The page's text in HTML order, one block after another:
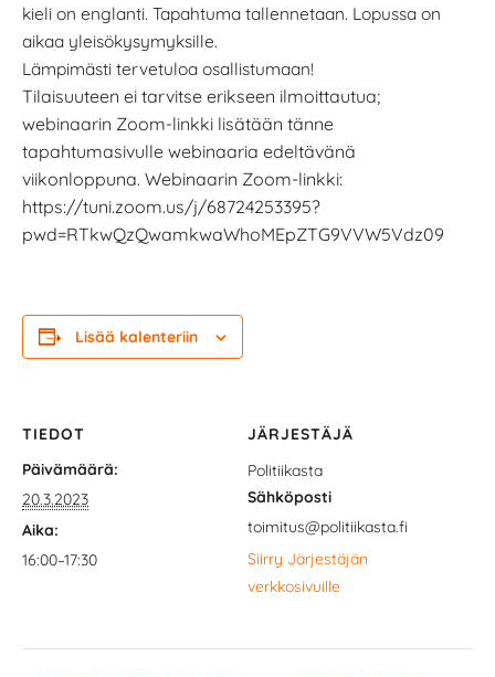
kieli on englanti. Tapahtuma tallennetaan. Lopussa on
aikaa yleisökysymyksille.
Lämpimästi tervetuloa osallistumaan!
Tilaisuuteen ei tarvitse erikseen ilmoittautua;
webinaarin Zoom-linkki lisätään tänne
tapahtumasivulle webinaaria edeltävänä
viikonloppuna. Webinaarin Zoom-linkki:
https://tuni.zoom.us/j/68724253395?
pwd=RTkwQzQwamkwaWhoMEpZTG9VVW5Vdz09
Lisää kalenteriin
TIEDOT
Päivämäärä:
20.3.2023
Aika:
16:00–17:30
JÄRJESTÄJÄ
Politiikasta
Sähköposti
toimitus@politiikasta.fi
Siirry Järjestäjän
verkkosivuille